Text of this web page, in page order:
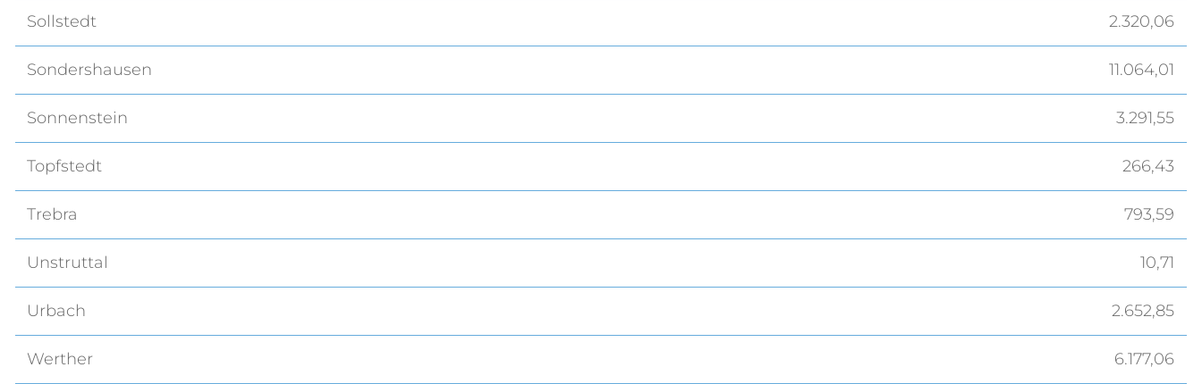
Sollstedt 2.320,06
Sondershausen 11.064,01
Sonnenstein 3.291,55
Topfstedt 266,43
Trebra 793,59
Unstruttal 10,71
Urbach 2.652,85
Werther 6.177,06